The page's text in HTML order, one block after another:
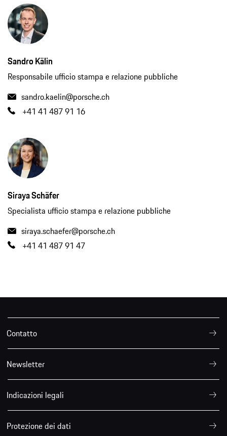
Sandro Kälin
Responsabile ufficio stampa e relazione pubbliche
sandro.kaelin@porsche.ch
+41 41 487 91 16
Siraya Schäfer
Specialista ufficio stampa e relazione pubbliche
siraya.schaefer@porsche.ch
+41 41 487 91 47
Contatto
Newsletter
Indicazioni legali
Protezione dei dati